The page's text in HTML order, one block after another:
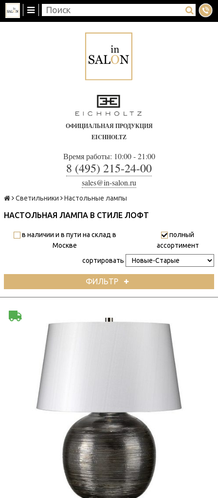
ОФИЦИАЛЬНАЯ ПРОДУКЦИЯ
EICHHOLTZ
Время работы: 10:00 - 21:00
8 (495) 215-24-00
sales@in-salon.ru
Светильники Настольные лампы
НАСТОЛЬНАЯ ЛАМПА В СТИЛЕ ЛОФТ
в наличии и в пути на склад в
Москве
полный
ассортимент
сортировать
ФИЛЬТР